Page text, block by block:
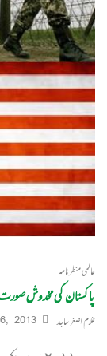
عالمی منظرنامہ
پاکستان کی مخدوش
غلام اصغر ساجد 2013